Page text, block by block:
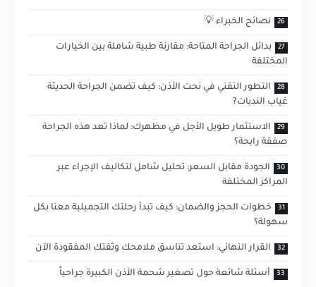
نصائح الخبراء 💡
بدائل الجراحة المتاحة: مقارنة طبية شاملة بين الخيارات
المختلفة
التطور التقني في نحت الأذن: كيف تضمن الجراحة الحديثة
غياب الندبات?
الاستثمار طويل الأجل في مظهرك: لماذا تعد هذه الجراحة
صفقة رابحة؟
الجودة مقابل السعر: تحليل شامل لتكاليف الإجراء عبر
المراكز المختلفة
خطوات الحجز والضمان: كيف تبدأ رحلتك التجميلية معنا بكل
سهولة؟
القرار النهائي: استعد تناسق ملامحك وثقتك المفقودة الآن
أسئلة شائعة حول تصغير شحمة الأذن الكبيرة جراحياً